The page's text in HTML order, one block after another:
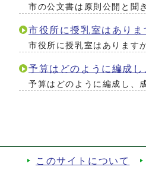
市の公文書は原則公開と聞
市役所に授乳室はあり
市役所に授乳室はあります
予算はどのように編成し
予算はどのように編成し、
このサイトについて